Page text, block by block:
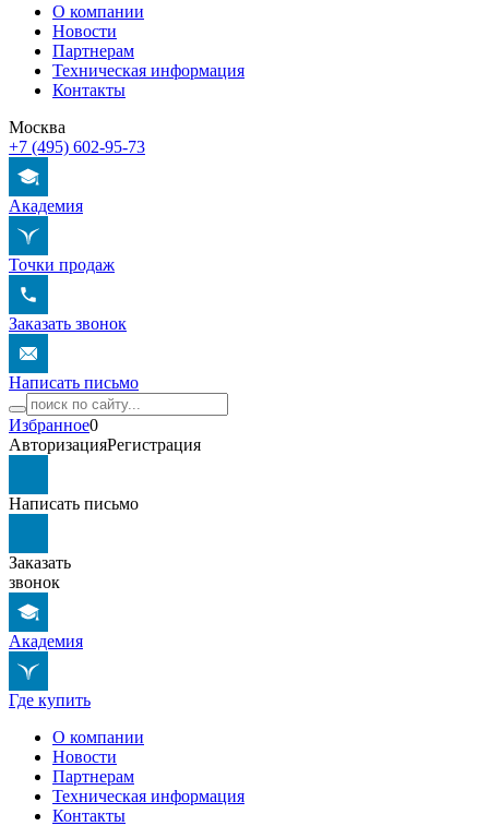
О компании
Новости
Партнерам
Техническая информация
Контакты
Москва
+7 (495) 602-95-73
Академия
Точки продаж
Заказать звонок
Написать письмо
Избранное0
АвторизацияРегистрация
Написать письмо
Заказать
звонок
Академия
Где купить
О компании
Новости
Партнерам
Техническая информация
Контакты